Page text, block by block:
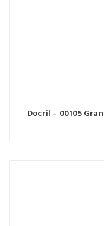
Docril – 00105